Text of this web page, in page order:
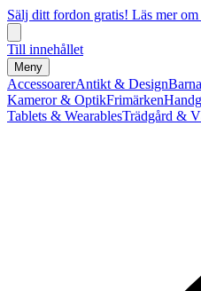
Sälj ditt fordon gratis! Läs mer
Till innehållet
Meny
AccessoarerAntikt & Design
Kameror & OptikFrimärken
Tablets & WearablesTrädgård &